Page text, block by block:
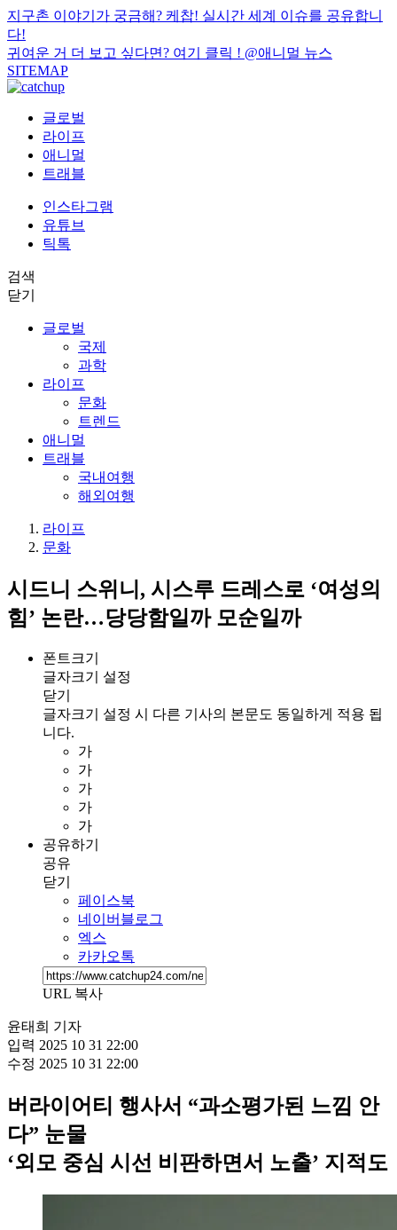
지구촌 이야기가 궁금해? 케찹! 실시간 세계 이슈를 공유합니
다!
귀여운 거 더 보고 싶다면? 여기 클릭 ! @애니멀 뉴스
SITEMAP
글로벌
라이프
애니멀
트래블
인스타그램
유튜브
틱톡
검색
닫기
글로벌
국제
과학
라이프
문화
트렌드
애니멀
트래블
국내여행
해외여행
라이프
문화
시드니 스위니, 시스루 드레스로 ‘여성의
힘’ 논란…당당함일까 모순일까
폰트크기
글자크기 설정
닫기
글자크기 설정 시 다른 기사의 본문도 동일하게 적용 됩
니다.
가
가
가
가
가
공유하기
공유
닫기
페이스북
네이버블로그
엑스
카카오톡
URL 복사
윤태희 기자
입력 2025 10 31 22:00
수정 2025 10 31 22:00
버라이어티 행사서 “과소평가된 느낌 안
다” 눈물
‘외모 중심 시선 비판하면서 노출’ 지적도